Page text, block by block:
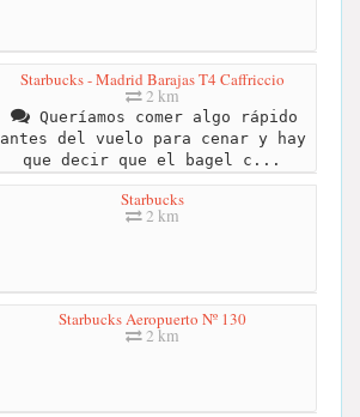
Starbucks - Madrid Barajas T4 Caffriccio
2 km
Queríamos comer algo rápido
antes del vuelo para cenar y hay
que decir que el bagel c...
Starbucks
2 km
Starbucks Aeropuerto Nº 130
2 km